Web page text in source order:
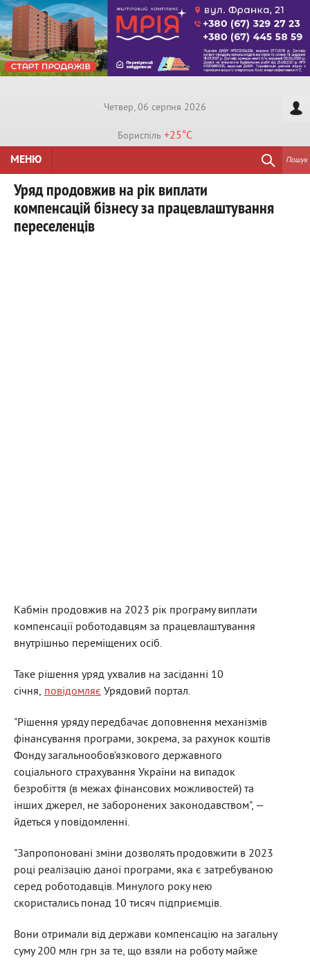
Четвер, 06 серпня 2026
Бориспiль +25°C
МЕНЮ
Пошук
Уряд продовжив на рік виплати
компенсацій бізнесу за працевлаштування
переселенців
Кабмін продовжив на 2023 рік програму виплати
компенсації роботодавцям за працевлаштування
внутрішньо переміщених осіб.
Таке рішення уряд ухвалив на засіданні 10
січня, повідомляє Урядовий портал.
"Рішення уряду передбачає доповнення механізмів
фінансування програми, зокрема, за рахунок коштів
Фонду загальнообов’язкового державного
соціального страхування України на випадок
безробіття (в межах фінансових можливостей) та
інших джерел, не заборонених законодавством", —
йдеться у повідомленні.
"Запропоновані зміни дозволять продовжити в 2023
році реалізацію даної програми, яка є затребуваною
серед роботодавців. Минулого року нею
скористались понад 10 тисяч підприємців.
Вони отримали від держави компенсацію на загальну
суму 200 млн грн за те, що взяли на роботу майже